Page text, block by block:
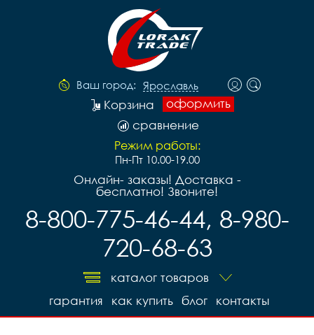
Ваш город: Ярославль
оформить
Корзина
сравнение
Режим работы:
Пн-Пт 10.00-19.00
Онлайн- заказы! Доставка -
бесплатно! Звоните!
8-800-775-46-44, 8-980-
720-68-63
каталог товаров
контакты
блог
как купить
гарантия